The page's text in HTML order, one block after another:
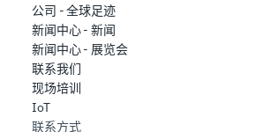
公司 - 全球足迹
新闻中心 - 新闻
新闻中心 - 展览会
联系我们
现场培训
IoT
联系方式